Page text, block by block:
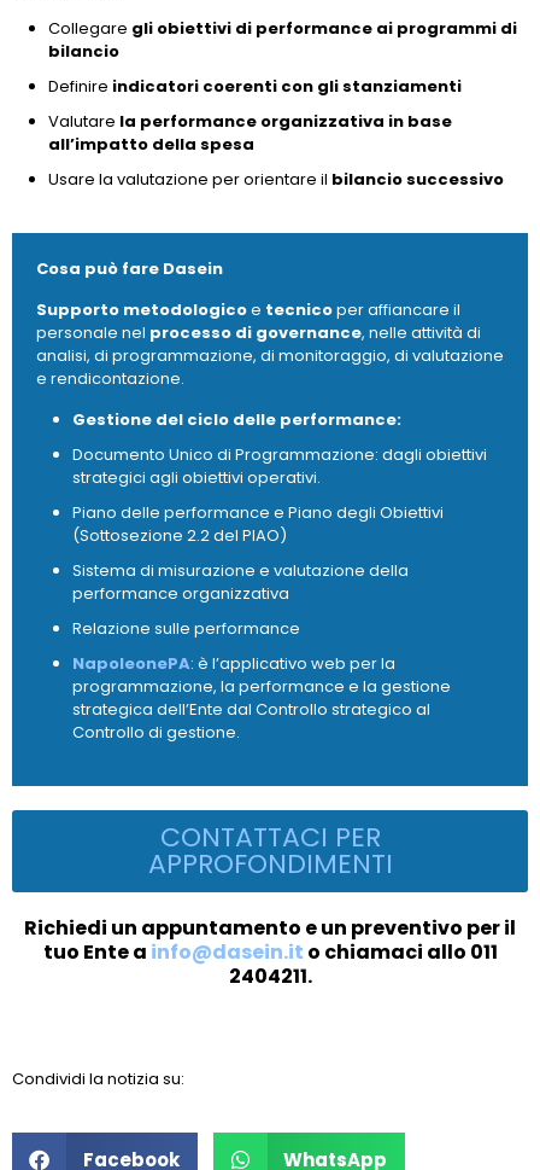
Collegare gli obiettivi di performance ai programmi di
bilancio
Definire indicatori coerenti con gli stanziamenti
Valutare la performance organizzativa in base
all’impatto della spesa
Usare la valutazione per orientare il bilancio successivo
Cosa può fare Dasein
Supporto metodologicoe tecnicoper affiancare il
personale nel processo di governance, nelle attività di
analisi, di programmazione, di monitoraggio, di valutazione
e rendicontazione.
Gestione del ciclo delle performance:
Documento Unico di Programmazione: dagli obiettivi
strategici agli obiettivi operativi.
Piano delle performance e Piano degli Obiettivi
(Sottosezione 2.2 del PIAO)
Sistema di misurazione e valutazione della
performance organizzativa
Relazione sulle performance
NapoleonePA: è l’applicativo web per la
programmazione, la performance e la gestione
strategica dell’Ente dal Controllo strategico al
Controllo di gestione.
CONTATTACI PER
APPROFONDIMENTI
Richiedi un appuntamento e un preventivo per il
tuo Ente a info@dasein.it o chiamaci allo 011
2404211.
Condividi la notizia su:
Facebook WhatsApp